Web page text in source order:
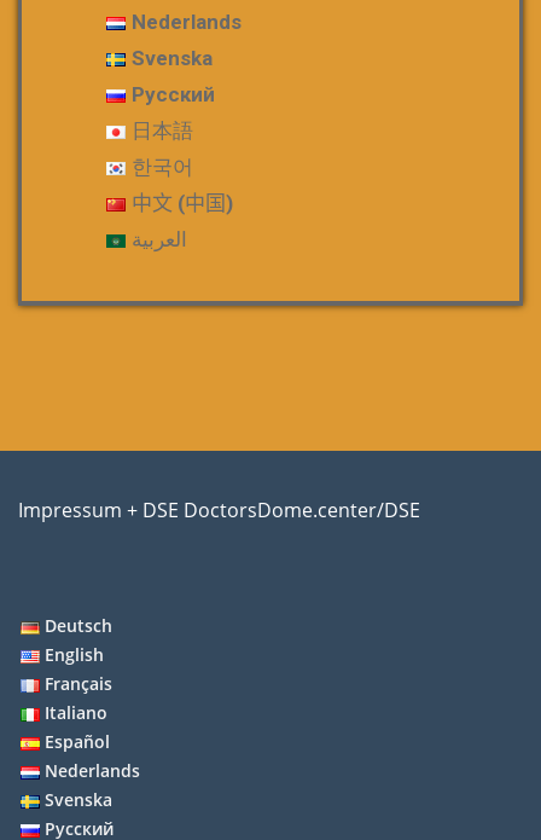
Nederlands
Svenska
Русский
日本語
한국어
中文 (中国)
العربية
Impressum + DSE DoctorsDome.center/DSE
Deutsch
English
Français
Italiano
Español
Nederlands
Svenska
Русский